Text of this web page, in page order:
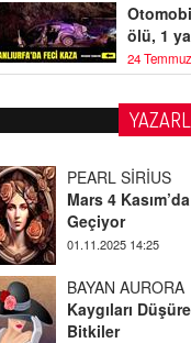
ölü, 1
24
BAYAN AURORA
Kaygıları
Bitkiler
5.1.2025 12:23
DOKTOR CİVANIM
Mastürbasyon
Yolculuğu